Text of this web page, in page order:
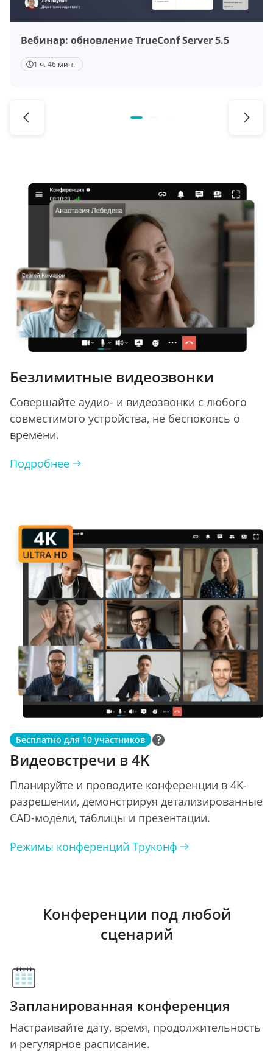
Вебинар: обновление TrueConf Server 5.5
1 ч. 46 мин.
Безлимитные видеозвонки
Совершайте аудио- и видеозвонки с любого
совместимого устройства, не беспокоясь о
времени.
Подробнее
Бесплатно для 10 участников
Видеовстречи в 4K
Планируйте и проводите конференции в 4K-
разрешении, демонстрируя детализированные
CAD-модели, таблицы и презентации.
Режимы конференций Труконф
Конференции под любой
сценарий
Запланированная конференция
Настраивайте дату, время, продолжительность
и регулярное расписание.